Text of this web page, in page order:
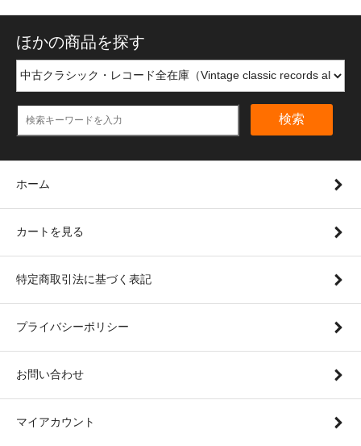
ほかの商品を探す
検索
ホーム
カートを見る
特定商取引法に基づく表記
プライバシーポリシー
お問い合わせ
マイアカウント